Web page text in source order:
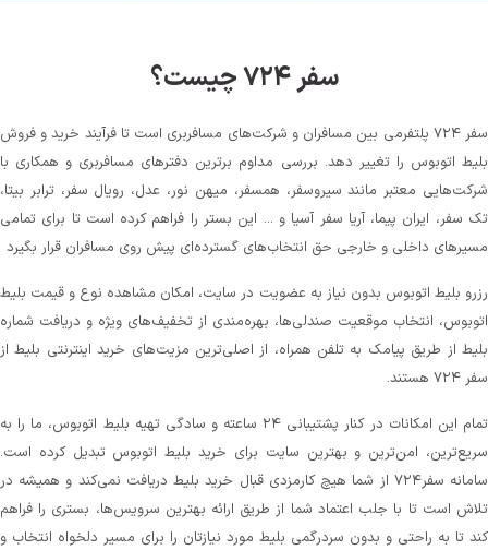
سفر ۷۲۴ چیست؟
سفر ۷۲۴ پلتفرمی بین مسافران و شرکت‌های مسافربری است تا فرآیند خرید و فروش
بلیط اتوبوس را تغییر دهد. بررسی مداوم برترین دفترهای مسافربری و همکاری با
شرکت‌هایی معتبر مانند سیروسفر، همسفر، میهن‌ نور، عدل، رویال سفر، ترابر بیتا،
تک سفر، ایران پیما، آریا سفر آسیا و ... این بستر را فراهم کرده است تا برای تمامی
مسیرهای داخلی و خارجی حق انتخاب‌های گسترده‌ای پیش روی مسافران قرار بگیرد
رزرو بلیط اتوبوس بدون نیاز به عضویت در سایت، امکان مشاهده نوع و قیمت بلیط
اتوبوس، انتخاب موقعیت صندلی‌ها، بهره‌مندی از تخفیف‌های ویژه و دریافت شماره‌
بلیط از طریق پیامک به تلفن همراه، از اصلی‌ترین مزیت‌های خرید اینترنتی بلیط از
سفر ۷۲۴ هستند.
تمام این امکانات در کنار پشتیبانی‌ ۲۴ ساعته و سادگی تهیه بلیط اتوبوس، ما را به
سریع‌ترین، امن‌ترین و بهترین سایت برای خرید بلیط اتوبوس تبدیل کرده است.
سامانه سفر۷۲۴ از شما هیچ کارمزدی قبال خرید بلیط دریافت نمی‌کند و همیشه در
تلاش است تا با جلب اعتماد شما از طریق ارائه بهترین سرویس‌ها، بستری را فراهم
کند تا به راحتی و بدون سردرگمی بلیط مورد نیازتان را برای مسیر دلخواه انتخاب و